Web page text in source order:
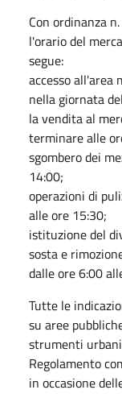
Con ordinanza
l'orario del
segue:
accesso all'area
nella giornata
la vendita al
terminare alle
sgombero dei
14:00;
operazioni di
alle ore 15:30;
istituzione del
sosta e
dalle ore 6:00
Tutte le
su aree
strumenti
Regolamento
in occasione